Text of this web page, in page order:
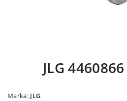
JLG
Marka: JLG